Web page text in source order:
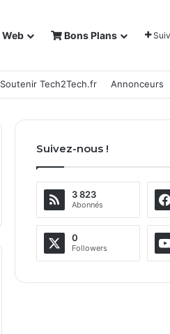
Web Bons Plans
Soutenir Tech2Tech.fr Annonceurs
Suivez-nous !
3 823
Abonnés
0
Followers